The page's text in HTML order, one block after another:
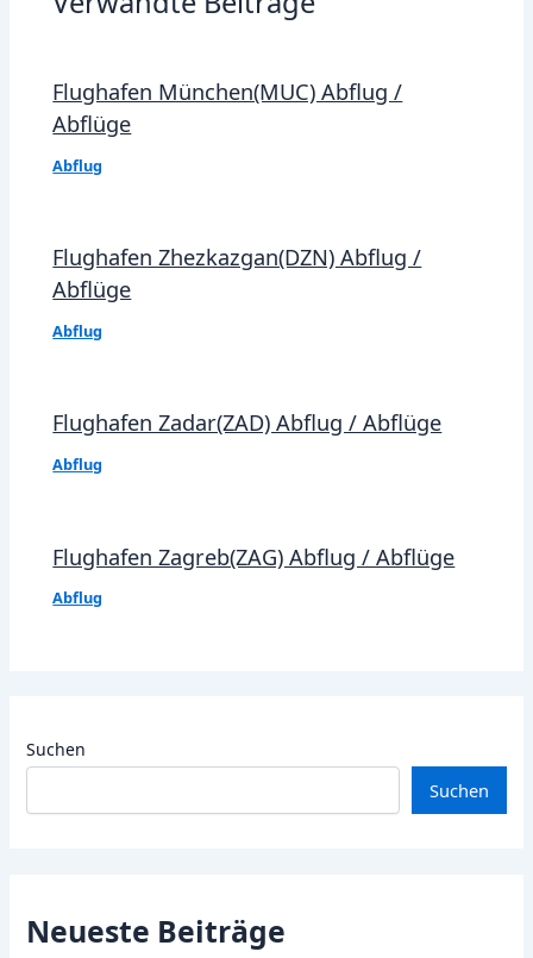
Flughafen München(MUC) Abflug /
Abflüge
Abflug
Flughafen Zhezkazgan(DZN) Abflug /
Abflüge
Abflug
Flughafen Zadar(ZAD) Abflug / Abflüge
Abflug
Flughafen Zagreb(ZAG) Abflug / Abflüge
Abflug
Suchen
Suchen
Neueste Beiträge